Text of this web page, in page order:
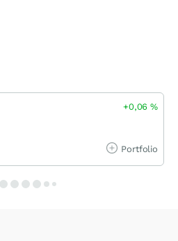
+0,06%
Portfolio